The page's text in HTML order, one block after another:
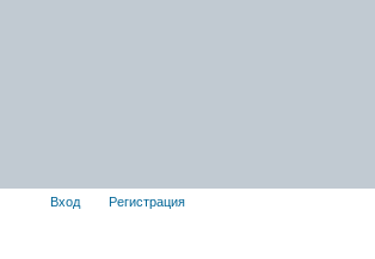
Вход Регистрация